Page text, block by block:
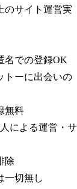
のサイト運営実
名での登録OK
トーに出会いの
無料
による運営・サ
除
一切無し